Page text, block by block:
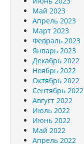
Май 2023
Апрель 2023
Март 2023
Февраль 2023
Январь 2023
Декабрь 2022
Ноябрь 2022
Октябрь 2022
Сентябрь 2022
Август 2022
Июль 2022
Июнь 2022
Май 2022
Апрель 2022